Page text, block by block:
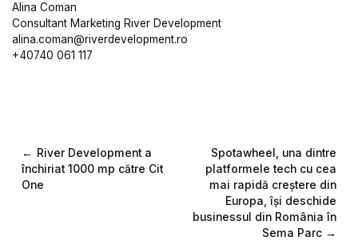
Alina Coman
Consultant Marketing River Development
alina.coman@riverdevelopment.ro
+40740 061 117
Navigare
în
River Development a
închiriat 1000 mp către Cit
One
Spotawheel, una dintre
platformele tech cu cea
mai rapidă creștere din
Europa, își deschide
businessul din România în
Sema Parc